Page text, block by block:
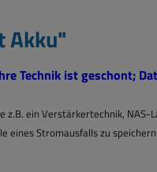
Akku"
Technik ist geschont;
ein Verstärkertechnik, NAS-
Stromausfalls zu